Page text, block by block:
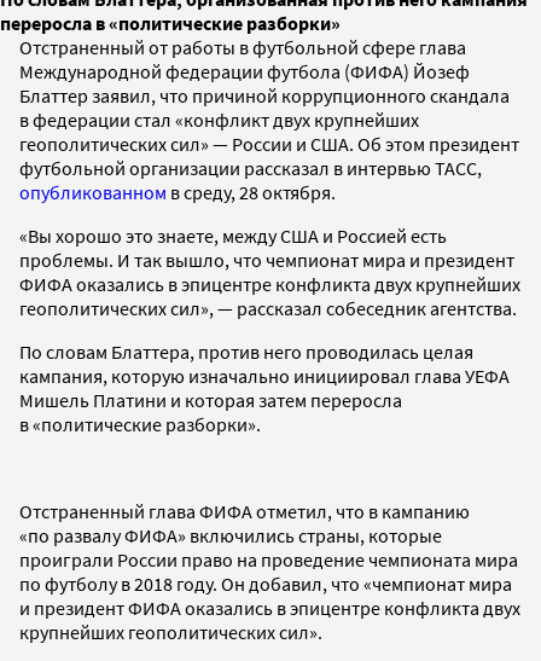
переросла в «политические разборки»
Отстраненный от работы в футбольной сфере глава
Международной федерации футбола (ФИФА) Йозеф
Блаттер заявил, что причиной коррупционного скандала
в федерации стал «конфликт двух крупнейших
геополитических сил» — России и США. Об этом президент
футбольной организации рассказал в интервью ТАСС,
опубликованном в среду, 28 октября.
«Вы хорошо это знаете, между США и Россией есть
проблемы. И так вышло, что чемпионат мира и президент
ФИФА оказались в эпицентре конфликта двух крупнейших
геополитических сил», — рассказал собеседник агентства.
По словам Блаттера, против него проводилась целая
кампания, которую изначально инициировал глава УЕФА
Мишель Платини и которая затем переросла
в «политические разборки».
Отстраненный глава ФИФА отметил, что в кампанию
«по развалу ФИФА» включились страны, которые
проиграли России право на проведение чемпионата мира
по футболу в 2018 году. Он добавил, что «чемпионат мира
и президент ФИФА оказались в эпицентре конфликта двух
крупнейших геополитических сил».